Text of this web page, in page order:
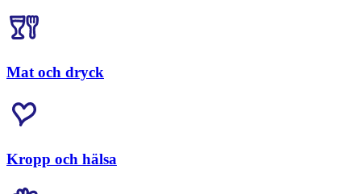
Mat och dryck
Kropp och hälsa